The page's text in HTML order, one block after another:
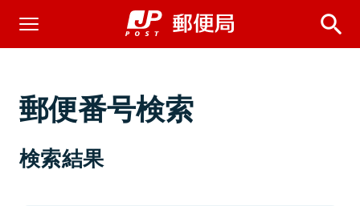
郵便番号検索
検索結果